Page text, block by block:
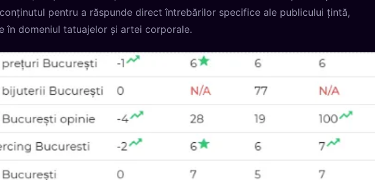
pentru a răspunde direct întrebărilor specifice ale publicului țintă,
în domeniul tatuajelor și artei corporale.